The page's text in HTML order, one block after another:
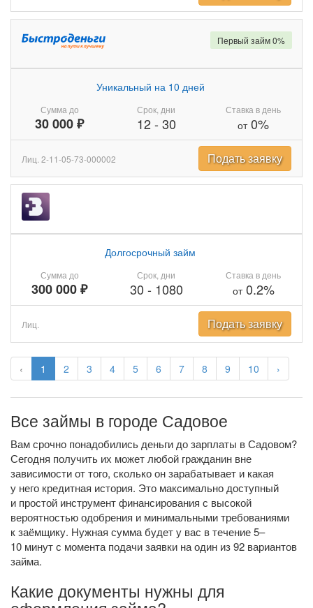
‹ 1 2 3 4 5 6 7 8 9 10 ›
Сумма до
30 000 ₽
Уникальный на 10 дней
Срок, дни
12- 30
Ставка в день
от0%
Первый займ 0%
Лиц. 2-11-05-73-000002 Подать заявку
Сумма до
300 000 ₽
Долгосрочный займ
Срок, дни
30 - 1080
Ставка в день
от0.2%
Лиц. Подать заявку
Все займы в городе Садовое
Вам срочно понадобились деньги до зарплаты в Садовом?
Сегодня получить их может любой гражданин вне
зависимости от того, сколько он зарабатывает и какая
у него кредитная история. Это максимально доступный
и простой инструмент финансирования с высокой
вероятностью одобрения и минимальными требованиями
к заёмщику. Нужная сумма будет у вас в течение 5–
10 минут с момента подачи заявки на один из 92 вариантов
займа.
Какие документы нужны для